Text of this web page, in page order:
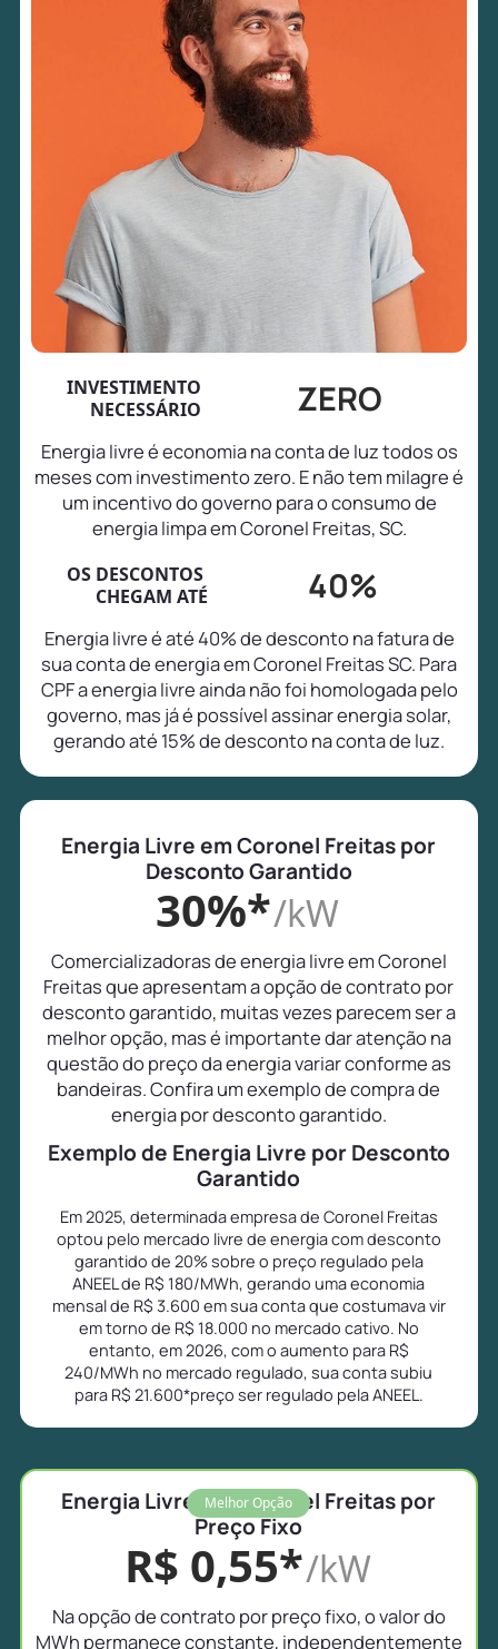
INVESTIMENTO
NECESSÁRIO
ZERO
Energia livre é economia na conta de luz todos os
meses com investimento zero. E não tem milagre é
um incentivo do governo para o consumo de
energia limpa em Coronel Freitas, SC.
OS DESCONTOS
CHEGAM ATÉ
40%
Energia livre é até 40% de desconto na fatura de
sua conta de energia em Coronel Freitas SC. Para
CPF a energia livre ainda não foi homologada pelo
governo, mas já é possível assinar energia solar,
gerando até 15% de desconto na conta de luz.
Energia Livre em Coronel Freitas por
Desconto Garantido
30%*/kW
Comercializadoras de energia livre em Coronel
Freitas que apresentam a opção de contrato por
desconto garantido, muitas vezes parecem ser a
melhor opção, mas é importante dar atenção na
questão do preço da energia variar conforme as
bandeiras. Confira um exemplo de compra de
energia por desconto garantido.
Exemplo de Energia Livre por Desconto
Garantido
Em 2025, determinada empresa de Coronel Freitas
optou pelo mercado livre de energia com desconto
garantido de 20% sobre o preço regulado pela
ANEEL de R$ 180/MWh, gerando uma economia
mensal de R$ 3.600 em sua conta que costumava vir
em torno de R$ 18.000 no mercado cativo. No
entanto, em 2026, com o aumento para R$
240/MWh no mercado regulado, sua conta subiu
para R$ 21.600*preço ser regulado pela ANEEL.
Melhor Opção
Energia Livre em Coronel Freitas por
Preço Fixo
R$ 0,55*/kW
Na opção de contrato por preço fixo, o valor do
MWh permanece constante, independentemente